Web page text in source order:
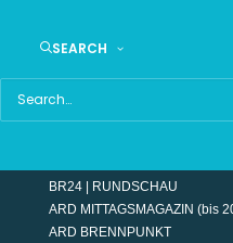
SEARCH
SCHEIDER STARTSEITE
UKRAINE WAR DAY-COUNTER
TERMINE
BR24 | RUNDSCHAU
ARD MITTAGSMAGAZIN (bis
ARD BRENNPUNKT